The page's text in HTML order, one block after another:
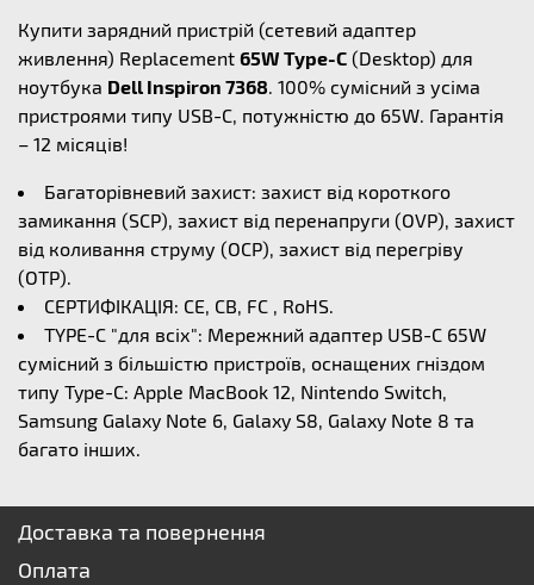
Купити зарядний пристрій (сетевий адаптер
живлення) Replacement 65W Type-C (Desktop) для
ноутбука Dell Inspiron 7368. 100% сумісний з усіма
пристроями типу USB-C, потужністю до 65W. Гарантія
– 12 місяців!
Багаторівневий захист: захист від короткого
замикання (SCP), захист від перенапруги (OVP), захист
від коливання струму (OCP), захист від перегріву
(OTP).
СЕРТИФІКАЦІЯ: CE, CB, FC , RoHS.
TYPE-C "для всіх": Мережний адаптер USB-C 65W
сумісний з більшістю пристроїв, оснащених гніздом
типу Type-C: Apple MacBook 12, Nintendo Switch,
Samsung Galaxy Note 6, Galaxy S8, Galaxy Note 8 та
багато інших.
Доставка та повернення
Оплата